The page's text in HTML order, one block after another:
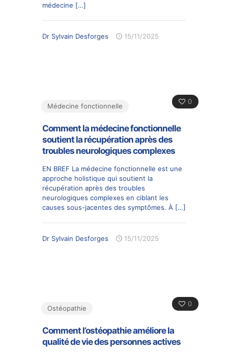
médecine […]
Dr Sylvain Desforges 15/11/2025
0
Médecine fonctionnelle
Comment la médecine fonctionnelle
soutient la récupération après des
troubles neurologiques complexes
EN BREF La médecine fonctionnelle est une
approche holistique qui soutient la
récupération après des troubles
neurologiques complexes en ciblant les
causes sous-jacentes des symptômes. À […]
Dr Sylvain Desforges 15/11/2025
0
Ostéopathie
Comment l’ostéopathie améliore la
qualité de vie des personnes actives